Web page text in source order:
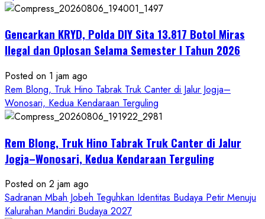
Gencarkan KRYD, Polda DIY Sita 13.817 Botol Miras
Ilegal dan Oplosan Selama Semester I Tahun 2026
Posted on 1 jam ago
Rem Blong, Truk Hino Tabrak Truk Canter di Jalur Jogja–
Wonosari, Kedua Kendaraan Terguling
Rem Blong, Truk Hino Tabrak Truk Canter di Jalur
Jogja–Wonosari, Kedua Kendaraan Terguling
Posted on 2 jam ago
Sadranan Mbah Jobeh Teguhkan Identitas Budaya Petir Menuju
Kalurahan Mandiri Budaya 2027